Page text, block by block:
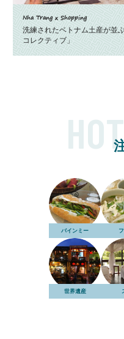
Nha Trang x Shopping
洗練されたベトナム土産が並
コレクティブ」
バインミー
世界遺産